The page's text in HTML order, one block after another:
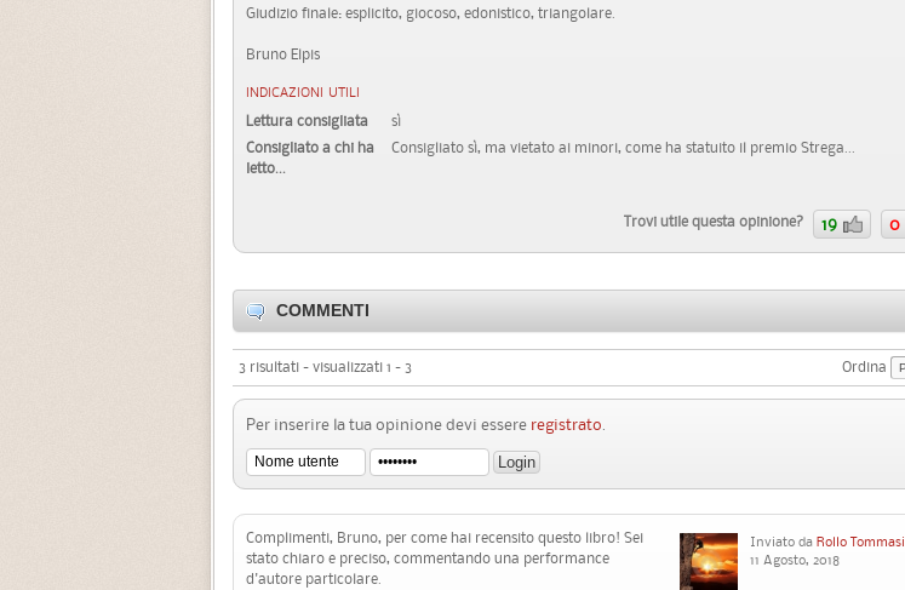
Giudizio finale: esplicito, giocoso, edonistico, triangolare.
Bruno Elpis
INDICAZIONI UTILI
Lettura consigliata
sì
Consigliato a chi ha
letto...
Consigliato sì, ma vietato ai minori, come ha statuito il premio Strega...
Trovi utile questa opinione? 19 0
COMMENTI
3 risultati - visualizzati 1 - 3 Ordina
Per inserire la tua opinione devi essere registrato
Inviato daRollo Tommasi
11 Agosto, 2018
Complimenti, Bruno, per come hai recensito questo libro! Sei
stato chiaro e preciso, commentando una performance
d'autore particolare.